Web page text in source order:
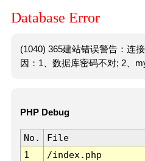
Database Error
(1040) 365建站错误警告：连
因：1、数据库密码不对; 2、
PHP Debug
No. File
1
/index.php